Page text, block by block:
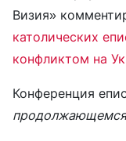
Визия»
католических
конфликтом на
Конференция
продолжающемся